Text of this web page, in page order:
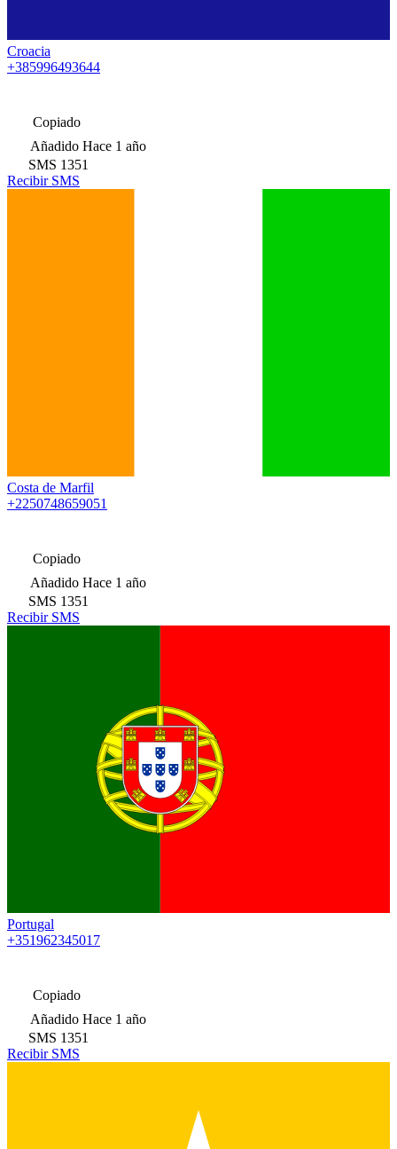
Croacia
+385996493644
Copiado
Añadido Hace 1 año
SMS 1351
Recibir SMS
Costa de Marfil
+2250748659051
Copiado
Añadido Hace 1 año
SMS 1351
Recibir SMS
Portugal
+351962345017
Copiado
Añadido Hace 1 año
SMS 1351
Recibir SMS